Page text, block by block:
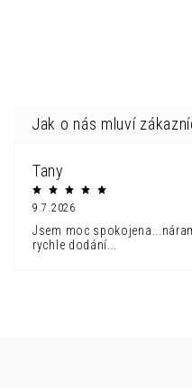
Tany
9.7.2026
Jsem moc
rychle dodání...